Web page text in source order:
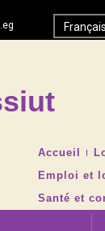
Français
TOP
MENU
Accueil
Emploi et
Santé et